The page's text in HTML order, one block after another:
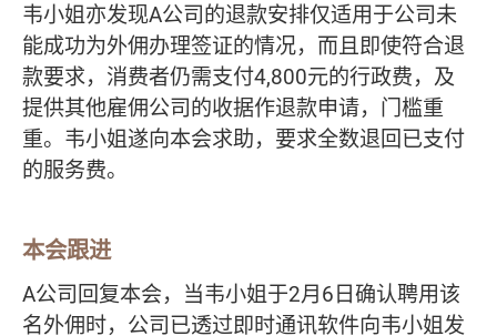
韦小姐亦发现A公司的退款安排仅适用于公司未
能成功为外佣办理签证的情况，而且即使符合退
款要求，消费者仍需支付4,800元的行政费，及
提供其他雇佣公司的收据作退款申请，门槛重
重。韦小姐遂向本会求助，要求全数退回已支付
的服务费。
本会跟进
A公司回复本会，当韦小姐于2月6日确认聘用该
名外佣时，公司已透过即时通讯软件向韦小姐发